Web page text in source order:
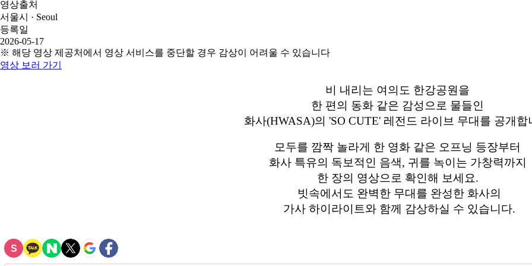
영상출처
서울시 · Seoul
등록일
2026-05-17
※ 해당 영상 제공처에서 영상 서비스를 중단할 경우 감상이 어려울 수 있습니다
영상 보러 가기
비 내리는 여의도 한강공원을
한 편의 동화 같은 감성으로 물들인
화사(HWASA)의 'SO CUTE' 레전드 라이브 무대를 공개합
모두를 깜짝 놀라게 한 영화 같은 오프닝 등장부터
화사 특유의 독보적인 음색, 귀를 녹이는 가창력까지
한 장의 영상으로 확인해 보세요.
빗속에서도 완벽한 무대를 완성한 화사의
가사 하이라이트와 함께 감상하실 수 있습니다.